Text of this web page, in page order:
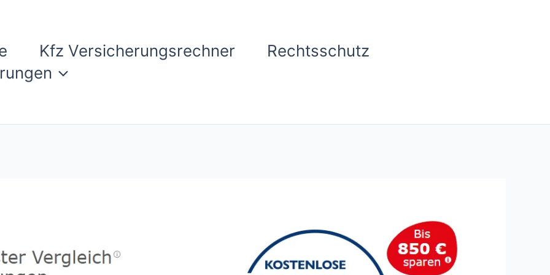
Kfz Versicherungsrechner
Rechtsschutz